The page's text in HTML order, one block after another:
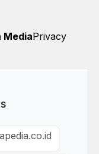
MediaPrivacy